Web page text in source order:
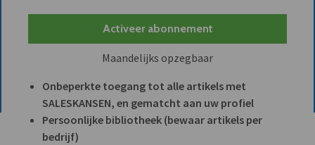
Activeer abonnement
Maandelijks opzegbaar
Onbeperkte toegang tot alle artikels met
SALESKANSEN, en gematcht aan uw profiel
Persoonlijke bibliotheek (bewaar artikels per
bedrijf)